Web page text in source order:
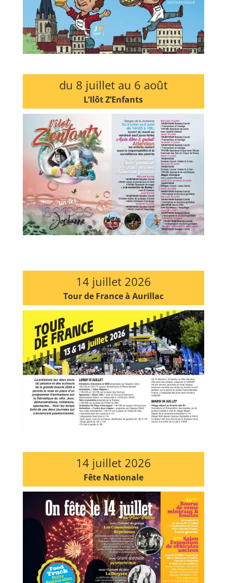
du 8 juillet au 6 août
L’Ilôt Z’Enfants
14 juillet 2026
Tour de France à Aurillac
14 juillet 2026
Fête Nationale